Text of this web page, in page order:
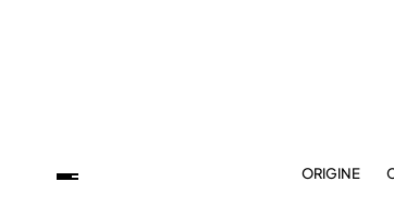
ORIGINE